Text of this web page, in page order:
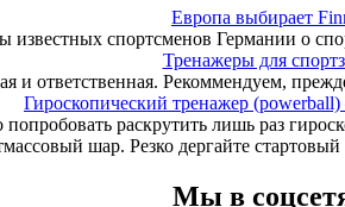
Европа выбирает
известных спортсменов Германии о
Тренажеры для
и ответственная. Рекоммендуем,
Гироскопический тренажер
раскрутить лишь раз
шар. Резко дергайте
Мы в